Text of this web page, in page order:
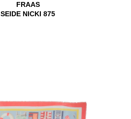
FRAAS
SEIDE NICKI 875